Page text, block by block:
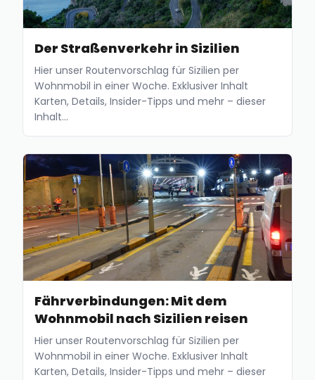
Der Straßenverkehr in Sizilien
Hier unser Routenvorschlag für Sizilien per
Wohnmobil in einer Woche. Exklusiver Inhalt
Karten, Details, Insider-Tipps und mehr – dieser
Inhalt…
Fährverbindungen: Mit dem
Wohnmobil nach Sizilien reisen
Hier unser Routenvorschlag für Sizilien per
Wohnmobil in einer Woche. Exklusiver Inhalt
Karten, Details, Insider-Tipps und mehr – dieser